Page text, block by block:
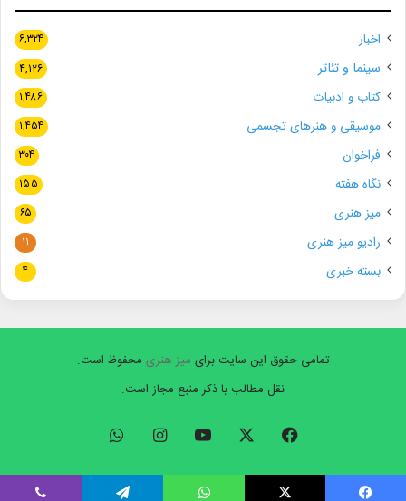
اخبار ۶,۳۲۴
سینما و تئاتر ۴,۱۲۶
کتاب و ادبیات ۱,۴۸۶
موسیقی و هنرهای تجسمی ۱,۴۵۴
فراخوان ۳۰۴
نگاه هفته ۱۵۵
میز هنری ۶۵
رادیو میز هنری ۱۱
بسته خبری ۴
تمامی حقوق این سایت برای میز هنری محفوظ است.
نقل مطالب با ذکر منبع مجاز است.
فیسبوک ایکس یوتیوب اینستاگرام
آپ